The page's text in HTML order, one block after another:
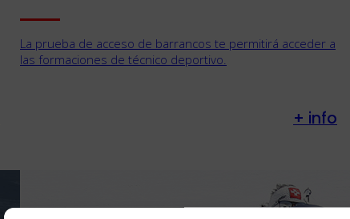
La prueba de acceso de barrancos te permitirá acceder a
las formaciones de técnico deportivo.
+ info